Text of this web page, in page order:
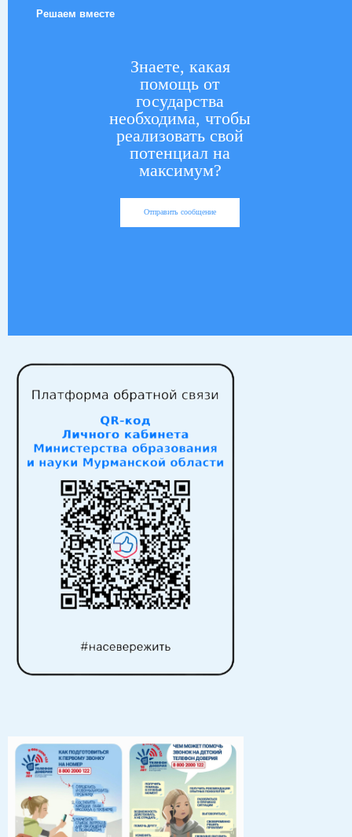
Решаем вместе
Знаете, какая
помощь от
государства
необходима, чтобы
реализовать свой
потенциал на
максимум?
Отправить сообщение